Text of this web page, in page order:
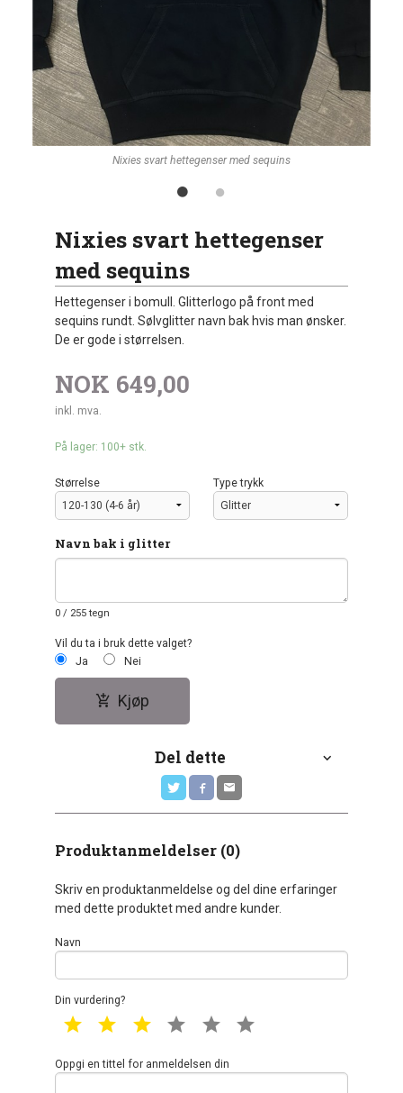
Nixies svart hettegenser med sequins
Nixies svart hettegenser
med sequins
Hettegenser i bomull. Glitterlogo på front med
sequins rundt. Sølvglitter navn bak hvis man ønsker.
De er gode i størrelsen.
NOK 649,00
inkl. mva.
På lager: 100+ stk.
Størrelse Type trykk
Navn bak i glitter
0 / 255 tegn
Vil du ta i bruk dette valget?
Ja
Nei
Kjøp
Del dette
Produktanmeldelser (0)
Skriv en produktanmeldelse og del dine erfaringer
med dette produktet med andre kunder.
Navn
Din vurdering?
1 star 2 star 3 star 4 star 5 star
Oppgi en tittel for anmeldelsen din